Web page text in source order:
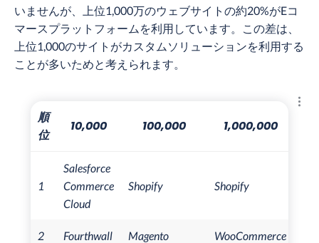
いませんが、上位1,000万のウェブサイトの約20%がEコ
マースプラットフォームを利用しています。この差は、
上位1,000のサイトがカスタムソリューションを利用する
ことが多いためと考えられます。
順
位
10,000 100,000 1,000,000
1
Salesforce
Commerce
Cloud
Shopify Shopify
2 Fourthwall Magento WooCommerce
結